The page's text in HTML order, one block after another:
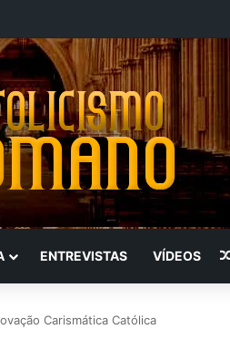
ENTREVISTAS VÍDEOS
Carismática Católica